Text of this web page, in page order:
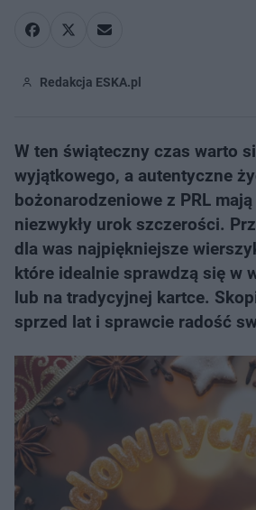
Redakcja ESKA.pl
W ten świąteczny czas warto
wyjątkowego, a autentyczne
bożonarodzeniowe z PRL
niezwykły urok szczerości.
dla was najpiękniejsze
które idealnie sprawdzą się w
lub na tradycyjnej kartce.
sprzed lat i sprawcie radość